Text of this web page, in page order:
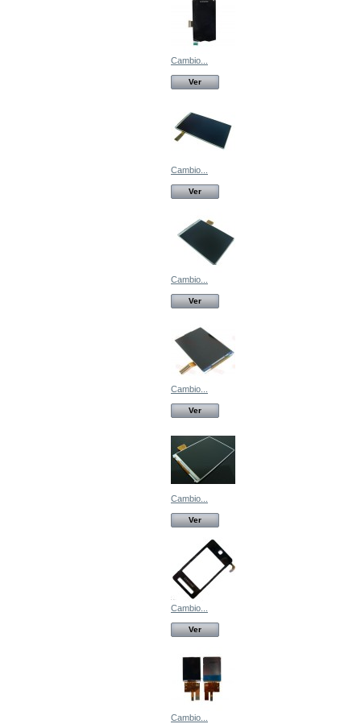
Cambio...
Ver
Cambio...
Ver
Cambio...
Ver
Cambio...
Ver
Cambio...
Ver
Cambio...
Ver
Cambio...